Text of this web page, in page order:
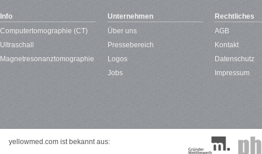
Info
Computertomographie (CT)
Ultraschall
Magnetresonanztomographie
Unternehmen
Über uns
Pressebereich
Logos
Jobs
Rechtliches
AGB
Kontakt
Datenschutz
Impressum
yellowmed.com ist bekannt aus: